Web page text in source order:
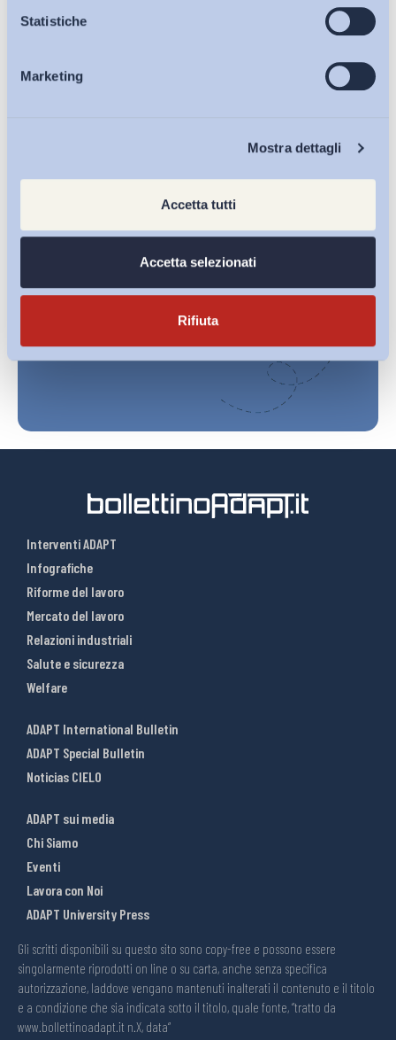
Statistiche
Marketing
Mostra dettagli
Accetta tutti
Accetta selezionati
Rifiuta
Osservatori
Eventi
Ho letto e Accetto il trattamento dei dati personali descritti
sulla pagina dellaPrivacy Policy
Interventi ADAPT
Infografiche
Riforme del lavoro
Mercato del lavoro
Relazioni industriali
Salute e sicurezza
Welfare
ADAPT International Bulletin
ADAPT Special Bulletin
Noticias CIELO
ADAPT sui media
Chi Siamo
Eventi
Lavora con Noi
ADAPT University Press
Gli scritti disponibili su questo sito sono copy-free e possono essere
singolarmente riprodotti on line o su carta, anche senza specifica
autorizzazione, laddove vengano mantenuti inalterati il contenuto e il titolo
e a condizione che sia indicata sotto il titolo, quale fonte, “tratto da
www.bollettinoadapt.it n.X, data“